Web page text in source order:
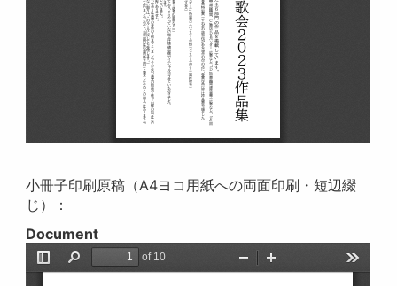
小冊子印刷原稿（A4ヨコ用紙への両面印刷・短辺綴
じ）：
Document